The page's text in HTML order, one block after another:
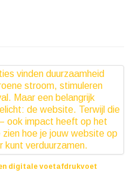
digitale voetafdrukvoet